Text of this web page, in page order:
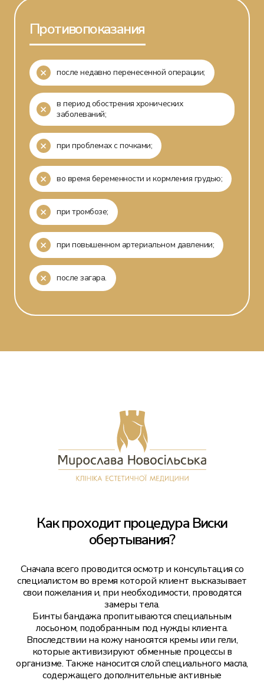
Противопоказания
после недавно перенесенной операции;
в период обострения хронических
заболеваний;
при проблемах с почками;
во время беременности и кормления грудью;
при тромбозе;
при повышенном артериальном давлении;
после загара.
Как проходит процедура Виски
обертывания?
Сначала всего проводится осмотр и консультация со
специалистом во время которой клиент высказывает
свои пожелания и, при необходимости, проводятся
замеры тела.
Бинты бандажа пропитываются специальным
лосьоном, подобранным под нужды клиента.
Впоследствии на кожу наносятся кремы или гели,
которые активизируют обменные процессы в
организме. Также наносится слой специального масла,
содержащего дополнительные активные